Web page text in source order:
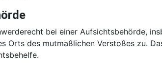
bei einer Aufsichtsbehörde,
des mutmaßlichen Verstoßes zu.